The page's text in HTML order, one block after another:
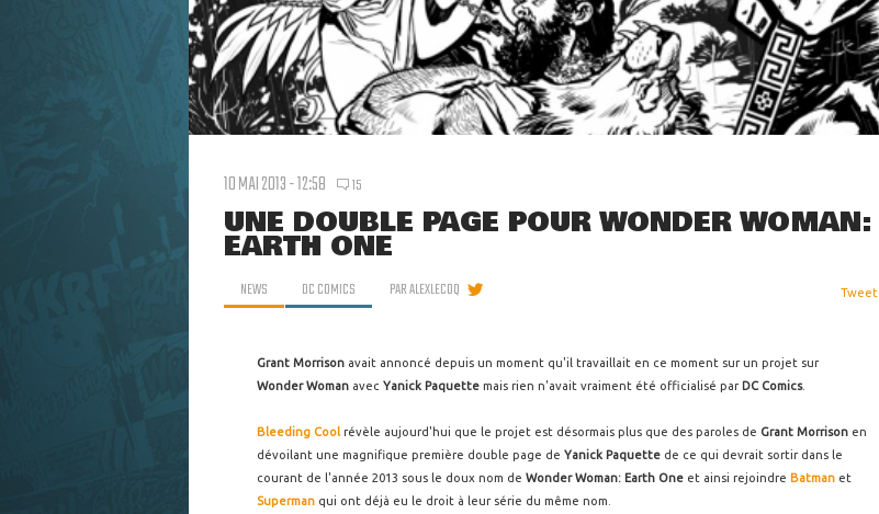
10 MAI 2013 - 12:58 15
UNE DOUBLE PAGE POUR WONDER WOMAN:
EARTH ONE
NEWS DC COMICS PARALEXLECOQ Tweet
Grant Morrison avait annoncé depuis un moment qu'il travaillait en ce moment sur un projet sur
Wonder Woman avec Yanick Paquette mais rien n'avait vraiment été officialisé parDC Comics.
Bleeding Cool révèle aujourd'hui que le projet est désormais plus que des paroles de Grant Morrison en
dévoilant une magnifique première double page de Yanick Paquette de ce qui devrait sortir dans le
courant de l'année 2013 sous le doux nom de Wonder Woman: Earth One et ainsi rejoindre Batman et
Superman qui ont déjà eu le droit à leur série du même nom.